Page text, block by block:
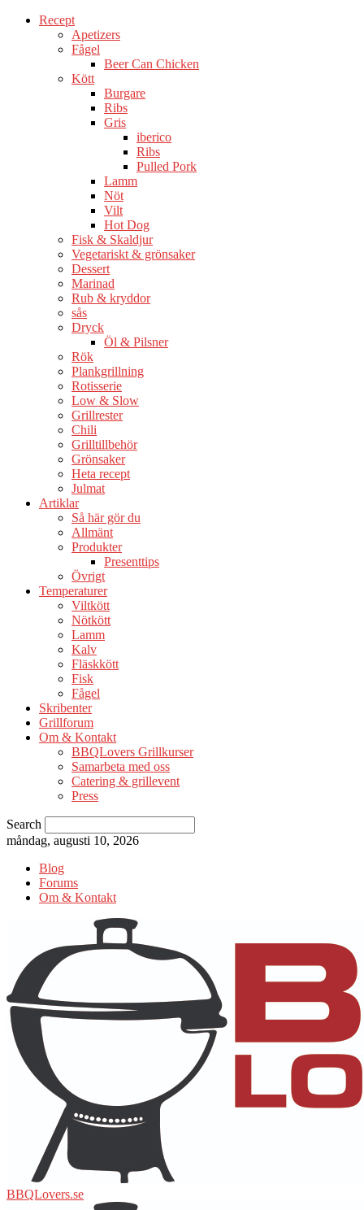
Recept
Apetizers
Fågel
Beer Can Chicken
Kött
Burgare
Ribs
Gris
iberico
Ribs
Pulled Pork
Lamm
Nöt
Vilt
Hot Dog
Fisk & Skaldjur
Vegetariskt & grönsaker
Dessert
Marinad
Rub & kryddor
sås
Dryck
Öl & Pilsner
Rök
Plankgrillning
Rotisserie
Low & Slow
Grillrester
Chili
Grilltillbehör
Grönsaker
Heta recept
Julmat
Artiklar
Så här gör du
Allmänt
Produkter
Presenttips
Övrigt
Temperaturer
Viltkött
Nötkött
Lamm
Kalv
Fläskkött
Fisk
Fågel
Skribenter
Grillforum
Om & Kontakt
BBQLovers Grillkurser
Samarbeta med oss
Catering & grillevent
Press
Search
måndag, augusti 10, 2026
Blog
Forums
Om & Kontakt
BBQLovers.se